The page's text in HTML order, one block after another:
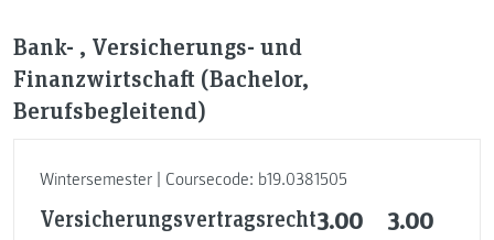
Bank- , Versicherungs- und
Finanzwirtschaft (Bachelor,
Berufsbegleitend)
Wintersemester | Coursecode: b19.0381505
Versicherungsvertragsrecht3.00 3.00